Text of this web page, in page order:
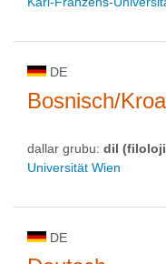
DE
Bosnisch/
dallar grubu: dil
Universität Wien
DE